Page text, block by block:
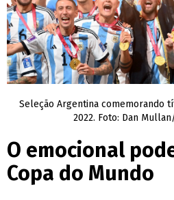
Seleção Argentina comemorando
2022. Foto: Dan
O emocional
Copa do Mundo